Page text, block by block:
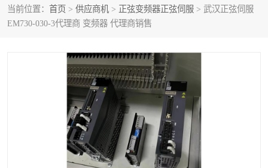
当前位置： 首页 > 供应商机 > 正弦变频器正弦伺服 > 武汉正弦伺服
EM730-030-3代理商 变频器 代理商销售
丹佛斯变频器 MOXA通讯模块
魏德米勒工具 西门子
其他
安士能开关
普洛菲斯触摸屏